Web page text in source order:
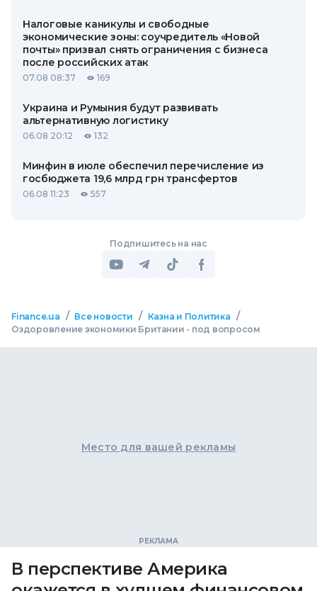
Налоговые каникулы и свободные
экономические зоны: соучредитель «Новой
почты» призвал снять ограничения с бизнеса
после российских атак
07.08 08:37 169
Украина и Румыния будут развивать
альтернативную логистику
06.08 20:12 132
Минфин в июле обеспечил перечисление из
госбюджета 19,6 млрд грн трансфертов
06.08 11:23 557
Подпишитесь на нас
Finance.ua / Все новости / Казна и Политика /
Оздоровление экономики Британии - под вопросом
Место для вашей рекламы
В перспективе Америка